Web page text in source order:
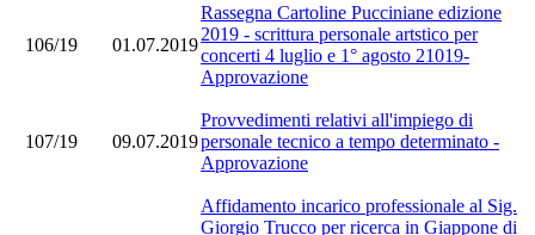
106/19 01.07.2019
Rassegna Cartoline Pucciniane edizione
2019 - scrittura personale artstico per
concerti 4 luglio e 1° agosto 21019-
Approvazione
107/19 09.07.2019
Provvedimenti relativi all'impiego di
personale tecnico a tempo determinato -
Approvazione
Affidamento incarico professionale al Sig.
Giorgio Trucco per ricerca in Giappone di